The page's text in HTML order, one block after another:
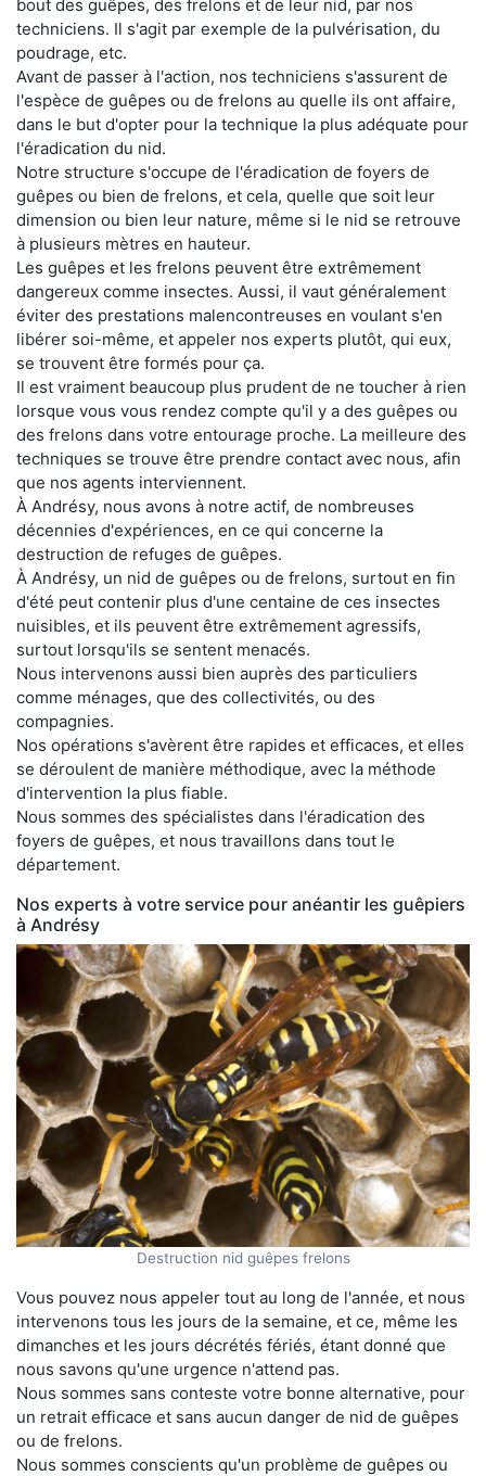
bout des guêpes, des frelons et de leur nid, par nos
techniciens. Il s'agit par exemple de la pulvérisation, du
poudrage, etc.
Avant de passer à l'action, nos techniciens s'assurent de
l'espèce de guêpes ou de frelons au quelle ils ont affaire,
dans le but d'opter pour la technique la plus adéquate pour
l'éradication du nid.
Notre structure s'occupe de l'éradication de foyers de
guêpes ou bien de frelons, et cela, quelle que soit leur
dimension ou bien leur nature, même si le nid se retrouve
à plusieurs mètres en hauteur.
Les guêpes et les frelons peuvent être extrêmement
dangereux comme insectes. Aussi, il vaut généralement
éviter des prestations malencontreuses en voulant s'en
libérer soi-même, et appeler nos experts plutôt, qui eux,
se trouvent être formés pour ça.
Il est vraiment beaucoup plus prudent de ne toucher à rien
lorsque vous vous rendez compte qu'il y a des guêpes ou
des frelons dans votre entourage proche. La meilleure des
techniques se trouve être prendre contact avec nous, afin
que nos agents interviennent.
À Andrésy, nous avons à notre actif, de nombreuses
décennies d'expériences, en ce qui concerne la
destruction de refuges de guêpes.
À Andrésy, un nid de guêpes ou de frelons, surtout en fin
d'été peut contenir plus d'une centaine de ces insectes
nuisibles, et ils peuvent être extrêmement agressifs,
surtout lorsqu'ils se sentent menacés.
Nous intervenons aussi bien auprès des particuliers
comme ménages, que des collectivités, ou des
compagnies.
Nos opérations s'avèrent être rapides et efficaces, et elles
se déroulent de manière méthodique, avec la méthode
d'intervention la plus fiable.
Nous sommes des spécialistes dans l'éradication des
foyers de guêpes, et nous travaillons dans tout le
département.
Nos experts à votre service pour anéantir les guêpiers
à Andrésy
Destruction nid guêpes frelons
Vous pouvez nous appeler tout au long de l'année, et nous
intervenons tous les jours de la semaine, et ce, même les
dimanches et les jours décrétés fériés, étant donné que
nous savons qu'une urgence n'attend pas.
Nous sommes sans conteste votre bonne alternative, pour
un retrait efficace et sans aucun danger de nid de guêpes
ou de frelons.
Nous sommes conscients qu'un problème de guêpes ou